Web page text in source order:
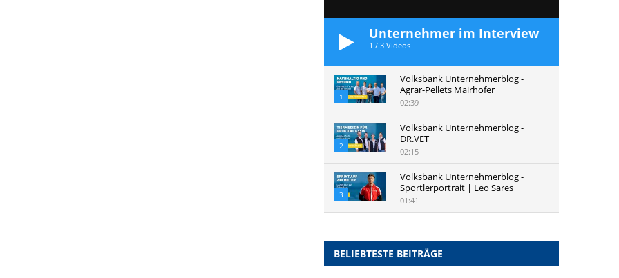
Unternehmer im Interview
1 / 3 Videos
1
Volksbank Unternehmerblog -
Agrar-Pellets Mairhofer
02:39
2
Volksbank Unternehmerblog -
DR.VET
02:15
3
Volksbank Unternehmerblog -
Sportlerportrait | Leo Sares
01:41
BELIEBTESTE BEITRÄGE